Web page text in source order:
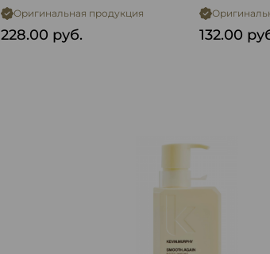
Оригинальная продукция
228.00 руб. 132.00